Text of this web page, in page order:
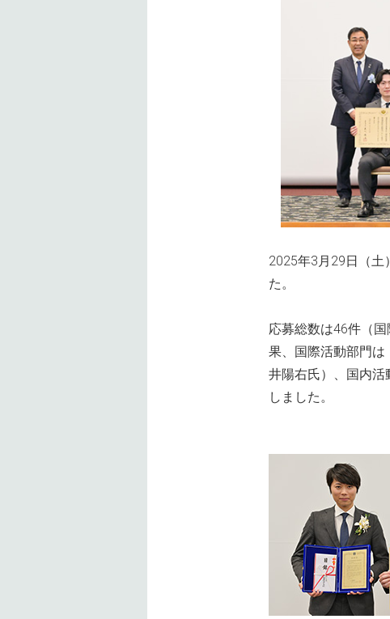
2025年3月29日（土
た。
応募総数は46件（
果、国際活動部門は
井陽右氏）、国内
しました。